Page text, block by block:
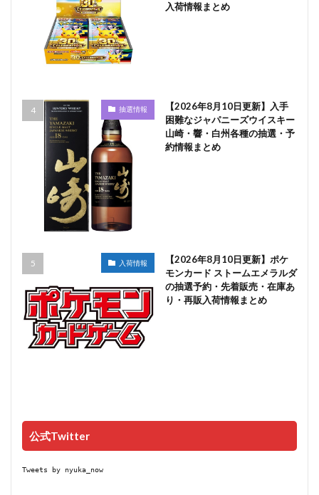
入荷情報まとめ
抽選情報
【2026年8月10日更新】入手
困難なジャパニーズウイスキー
山崎・響・白州各種の抽選・予
約情報まとめ
入荷情報
【2026年8月10日更新】ポケ
モンカード ストームエメラルダ
の抽選予約・先着販売・在庫あ
り・再販入荷情報まとめ
公式Twitter
Tweets by nyuka_now